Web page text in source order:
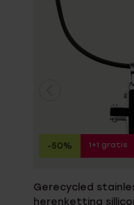
Gerecycled
herenketting
-50% 1+1 gratis